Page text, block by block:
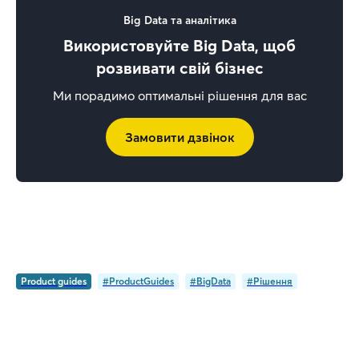
Big Data та аналітика
Використовуйте Big Data, щоб
розвивати свій бізнес
Ми порадимо оптимальні рішення для вас
Замовити дзвінок
Product guides #ProductGuides #BigData #Рішення